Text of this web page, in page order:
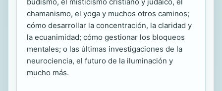
chamanismo, el yoga y muchos otros caminos;
cómo desarrollar la concentración, la claridad y
la ecuanimidad; cómo gestionar los bloqueos
mentales; o las últimas investigaciones de la
neurociencia, el futuro de la iluminación y
mucho más.